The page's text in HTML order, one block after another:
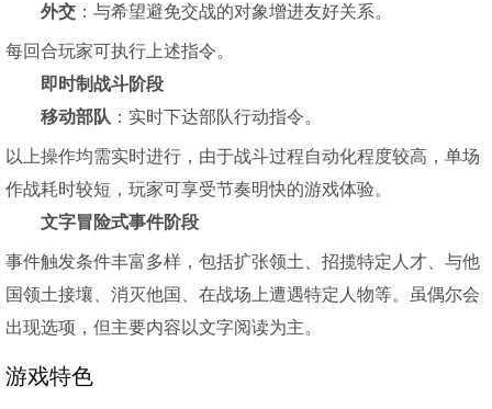
外交 ：与希望避免交战的对象增进友好关系。
每回合玩家可执行上述指令。
即时制战斗阶段
移动部队 ：实时下达部队行动指令。
以上操作均需实时进行，由于战斗过程自动化程度较高，单场
作战耗时较短，玩家可享受节奏明快的游戏体验。
文字冒险式事件阶段
事件触发条件丰富多样，包括扩张领土、招揽特定人才、与他
国领土接壤、消灭他国、在战场上遭遇特定人物等。虽偶尔会
出现选项，但主要内容以文字阅读为主。
游戏特色